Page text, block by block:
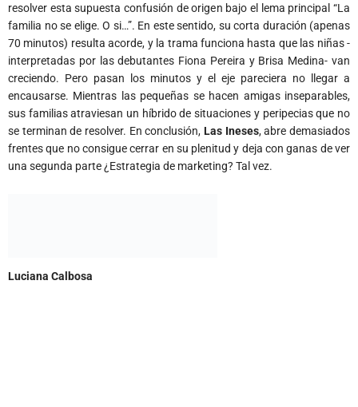
resolver esta supuesta confusión de origen bajo el lema principal “La
familia no se elige. O si…”. En este sentido, su corta duración (apenas
70 minutos) resulta acorde, y la trama funciona hasta que las niñas -
interpretadas por las debutantes Fiona Pereira y Brisa Medina- van
creciendo. Pero pasan los minutos y el eje pareciera no llegar a
encausarse. Mientras las pequeñas se hacen amigas inseparables,
sus familias atraviesan un híbrido de situaciones y peripecias que no
se terminan de resolver. En conclusión, Las Ineses, abre demasiados
frentes que no consigue cerrar en su plenitud y deja con ganas de ver
una segunda parte ¿Estrategia de marketing? Tal vez.
Luciana Calbosa